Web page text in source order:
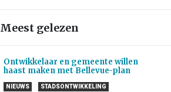
Meest gelezen
Ontwikkelaar en gemeente willen
haast maken met Bellevue-plan
NIEUWS STADSONTWIKKELING